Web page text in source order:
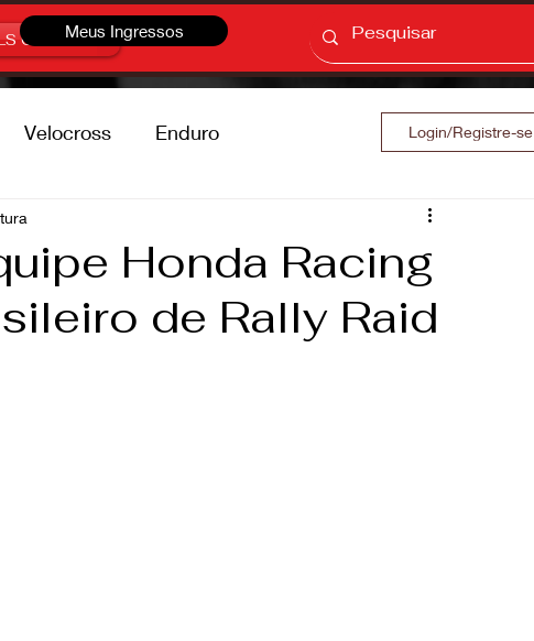
OffroadMeus Ingressos
Velocross Enduro Login/Registre-se
Honda Racing
de Rally Raid